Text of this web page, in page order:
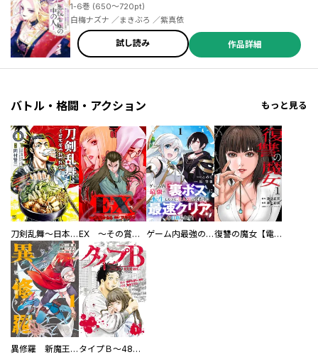
1-6巻 (650～720pt)
白梅ナズナ ／まきぶろ ／紫真依
試し読み 作品詳細
バトル・格闘・アクション もっと見る
刀剣乱舞～日本号つれづれ酒～ EX ～その賞金稼ぎは、世界の出口を探す～【単行本版】 ゲーム内最強の『裏ボス』に転生したので、主人公の代わりに最速クリアを目指します！【電子単行本版】 復讐の魔女【電子単行本版】
異修羅 新魔王戦争 タイプＢ～48時間後、致死率100％～【単話】